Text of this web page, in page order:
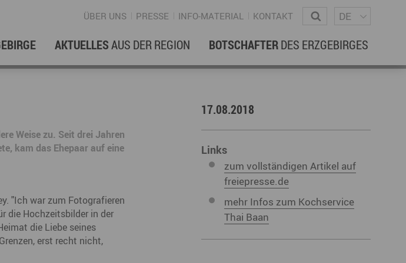
ÜBER UNS PRESSE INFO-MATERIAL KONTAKT Wonach suchen Sie?
DE
Wohnen & Hausbau
Erzgebirgische Volkskunst
AKTUELLESAUS DER REGION BOTSCHAFTERDES ERZGEBIRGES
Weise zu. Seit drei Jahren
kam das Ehepaar auf eine
"Ich war zum Fotografieren
die Hochzeitsbilder in der
die Liebe seines
erst recht nicht,
17.08.2018
Links
zum vollständigen Artikel auf
freiepresse.de
mehr Infos zum Kochservice
Thai Baan